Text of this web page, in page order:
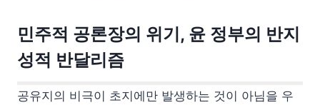
민주적 공론장의 위기, 윤 정부의 반지
성적 반달리즘
공유지의 비극이 초지에만 발생하는 것이 아님을 우